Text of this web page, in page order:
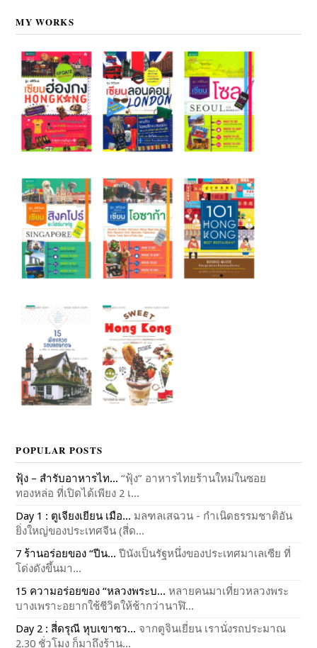
MY WORKS
POPULAR POSTS
ฟุ้ง – สำรับอาหารไท... “ฟุ้ง” อาหารไทยร้านใหม่ในซอย
ทองหล่อ ที่เปิดได้เพียง 2 เ...
Day 1 : ตูเจียงเยียน เมือ... มลฑลเสฉวน - กำเนิดธรรมชาติอัน
ยิ่งใหญ่ของประเทศจีน (สี่ด...
7 ร้านอร่อยของ “ปีน... ปีนังเป็นรัฐหนึ่งของประเทศมาเลเซีย ที่
โด่งดังขึ้นมา...
15 ความอร่อยของ “หลวงพระบ... หลายคนมาเที่ยวหลวงพระ
บางเพราะอยากใช้ชีวิตให้ช้ากว่านาฬิ...
Day 2 : สี่ดรุณี หุบเขาซว... จากตูจินเยี่ยน เรานั่งรถประมาณ
2.30 ชั่วโมง ก็มาถึงร้าน...